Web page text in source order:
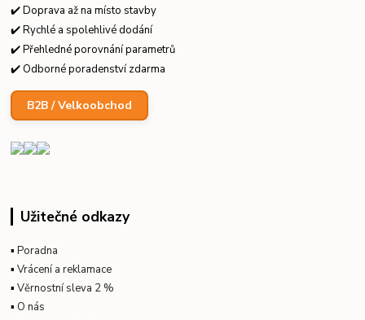
✔️ Doprava až na místo stavby
✔️ Rychlé a spolehlivé dodání
✔️ Přehledné porovnání parametrů
✔️ Odborné poradenství zdarma
B2B / Velkoobchod
Užitečné odkazy
▪Poradna
▪Vrácení a reklamace
▪Věrnostní sleva 2 %
▪ O nás